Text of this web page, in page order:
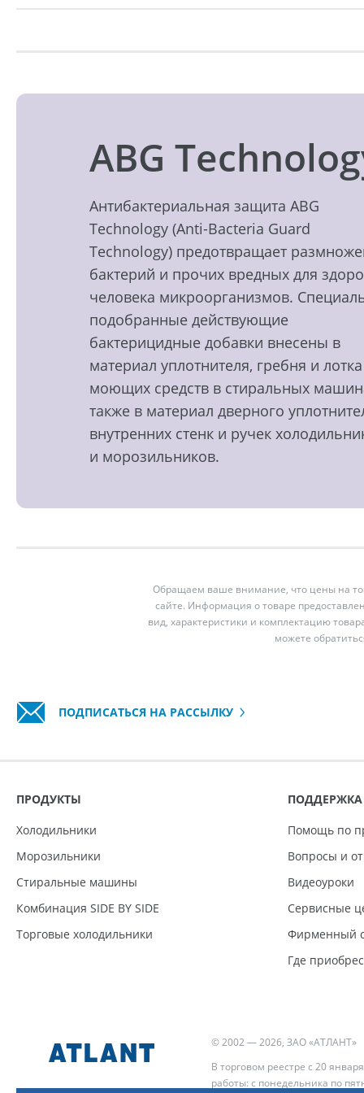
ABG
Антибактериальная защита ABG
Technology (Anti-Bacteria Guard
Technology) предотвращает
бактерий и прочих вредных для
человека микроорганизмов.
подобранные действующие
бактерицидные добавки внесены в
материал уплотнителя, гребня и
моющих средств в стиральных
также в материал дверного
внутренних стенк и ручек
и морозильников.
Обращаем ваше внимание, что цены на
сайте. Информация о товаре
вид, характеристики и комплектацию
можете
ПОДПИСАТЬСЯ НА РАССЫЛКУ
ПРОДУКТЫ
Холодильники
Морозильники
Стиральные машины
Комбинация SIDE BY SIDE
Торговые холодильники
ПОДДЕРЖКА
Помощь по
Вопросы и
Видеоуроки
Сервисные
Фирменный
Где
© 2002 — 2026, ЗАО «АТЛАНТ»
В торговом реестре с 20
работы: с понедельника по